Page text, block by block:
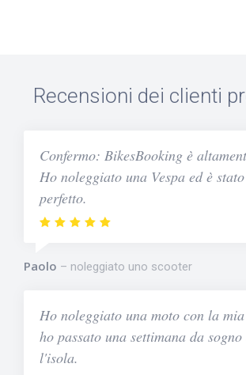
Recensioni dei clienti
Confermo: BikesBooking è
Ho noleggiato una Vespa ed è
perfetto.
Paolo noleggiato uno scooter
Ho noleggiato una moto con la
ho passato una settimana da
l'isola.